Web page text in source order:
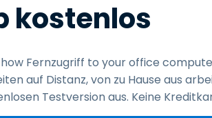
kostenlos
Fernzugriff to your office
auf Distanz, von zu Hause aus
Testversion aus. Keine